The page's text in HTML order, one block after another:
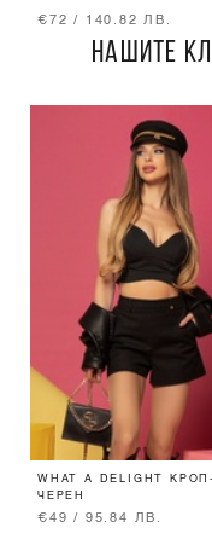
€72 / 140.82 ЛВ.
НАШИТЕ
WHAT A DELIGHT
ЧЕРЕН
€49 / 95.84 ЛВ.